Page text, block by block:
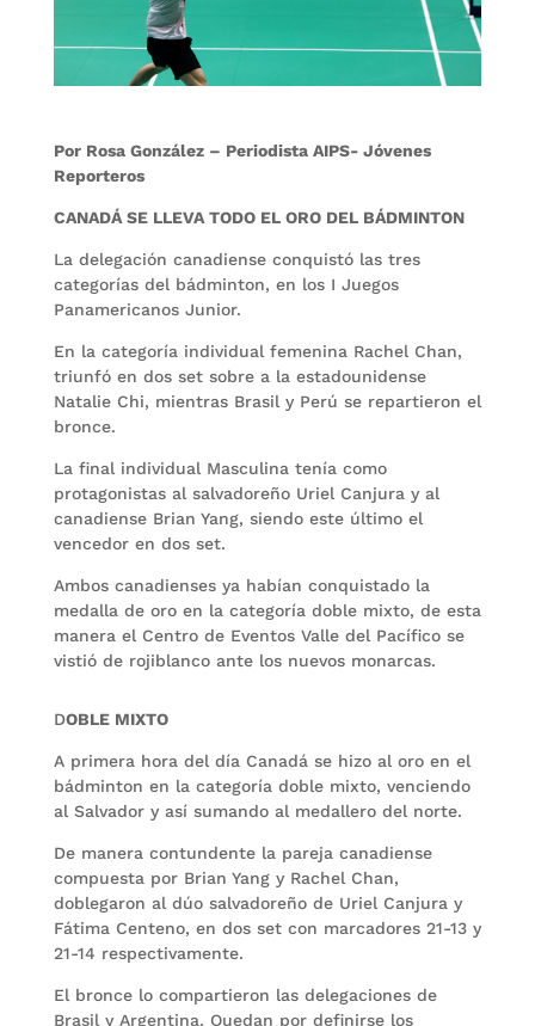
Por Rosa González – Periodista AIPS- Jóvenes
Reporteros
CANADÁ SE LLEVA TODO EL ORO DEL BÁDMINTON
La delegación canadiense conquistó las tres
categorías del bádminton, en los I Juegos
Panamericanos Junior.
En la categoría individual femenina Rachel Chan,
triunfó en dos set sobre a la estadounidense
Natalie Chi, mientras Brasil y Perú se repartieron el
bronce.
La final individual Masculina tenía como
protagonistas al salvadoreño Uriel Canjura y al
canadiense Brian Yang, siendo este último el
vencedor en dos set.
Ambos canadienses ya habían conquistado la
medalla de oro en la categoría doble mixto, de esta
manera el Centro de Eventos Valle del Pacífico se
vistió de rojiblanco ante los nuevos monarcas.
DOBLE MIXTO
A primera hora del día Canadá se hizo al oro en el
bádminton en la categoría doble mixto, venciendo
al Salvador y así sumando al medallero del norte.
De manera contundente la pareja canadiense
compuesta por Brian Yang y Rachel Chan,
doblegaron al dúo salvadoreño de Uriel Canjura y
Fátima Centeno, en dos set con marcadores 21-13 y
21-14 respectivamente.
El bronce lo compartieron las delegaciones de
Brasil y Argentina. Quedan por definirse los